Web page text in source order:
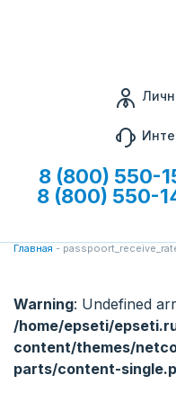
8 (800)
8 (800) 550-
Главная -
Warning: Undefined
/home/epseti/
content/themes/
parts/content-